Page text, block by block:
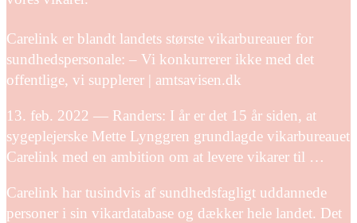
Carelink er blandt landets største vikarbureauer for
sundhedspersonale: – Vi konkurrerer ikke med det
offentlige, vi supplerer | amtsavisen.dk
13. feb. 2022 — Randers: I år er det 15 år siden, at
sygeplejerske Mette Lynggren grundlagde vikarbureauet
Carelink med en ambition om at levere vikarer til …
Carelink har tusindvis af sundhedsfagligt uddannede
personer i sin vikardatabase og dækker hele landet. Det